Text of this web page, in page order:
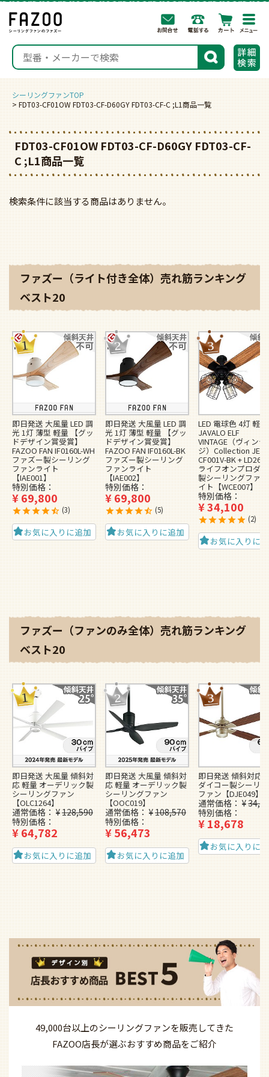
検索
シーリングファンTOP
FDT03-CF01OW FDT03-CF-D60GY FDT03-CF-C ;L1商品一覧
FDT03-CF01OW FDT03-CF-D60GY FDT03-CF-
C ;L1商品一覧
検索条件に該当する商品はありません。
ファズー（ライト付き全体）売れ筋ランキング
ベスト20
即日発送 大風量 LED 調
光 1灯 薄型 軽量 【グッ
ドデザイン賞受賞】
FAZOO FAN IF0160L-WH
ファズー製シーリング
ファンライト
【IAE001】
特別価格
¥69,800
3
お気に入りに追加
即日発送 大風量 LED 調
光 1灯 薄型 軽量 【グッ
ドデザイン賞受賞】
FAZOO FAN IF0160L-BK
ファズー製シーリング
ファンライト
【IAE002】
特別価格
¥69,800
5
お気に入りに追加
LED 電球色 4灯 軽量
JAVALO ELF
VINTAGE（ヴィンテ
ジ）Collection JE-
CF001V-BK +
ライフオンプロダ
製シーリングファ
イト【WCE007】
特別価格
¥34,100
2
お気に入りに
ファズー（ファンのみ全体）売れ筋ランキング
ベスト20
即日発送 大風量 傾斜対
応 軽量 オーデリック製
シーリングファン
【OLC1264】
通常価格 ¥128,590
特別価格
¥64,782
お気に入りに追加
即日発送 大風量 傾斜対
応 軽量 オーデリック製
シーリングファン
【OOC019】
通常価格 ¥108,570
特別価格
¥56,473
お気に入りに追加
即日発送 傾斜対応
ダイコー製シーリ
ファン【DJE049】
通常価格 ¥
特別価格
¥18,678
お気に入りに
49,000台以上のシーリングファンを販売してきた
FAZOO店長が選ぶおすすめ商品をご紹介